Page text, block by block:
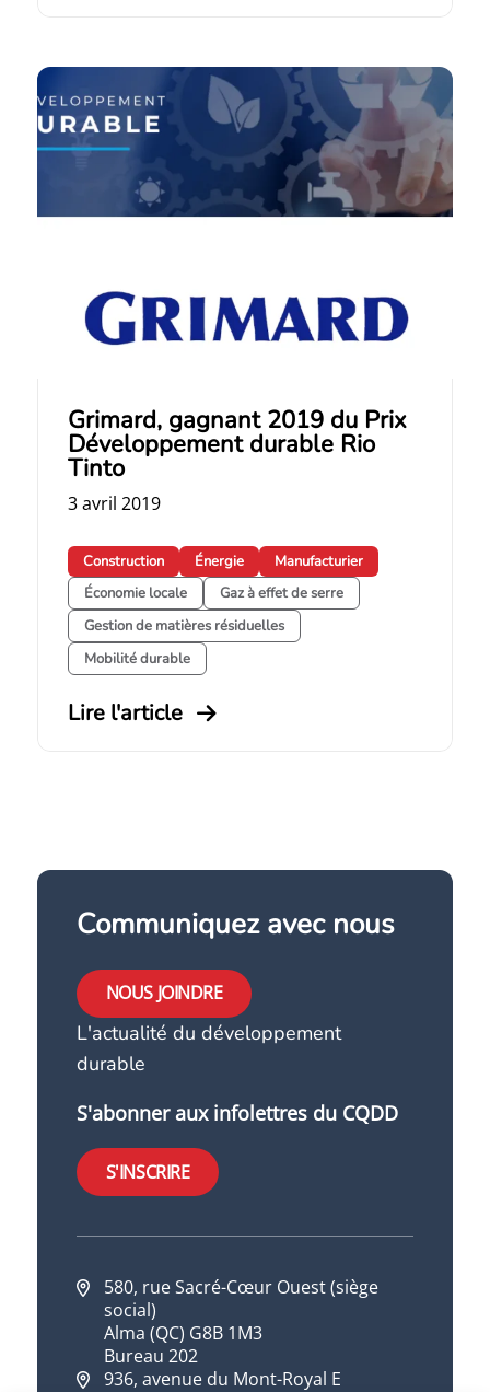
Grimard, gagnant 2019 du Prix
Développement durable Rio
Tinto
3 avril 2019
Construction Énergie
Manufacturier
Économie locale
Gaz à effet de serre
Gestion de matières résiduelles
Mobilité durable
Lire l'article
Communiquez avec nous
NOUS JOINDRE
L'actualité du développement
durable
S'abonner aux infolettres du CQDD
S'INSCRIRE
580, rue Sacré-Cœur Ouest (siège
social)
Alma (QC) G8B 1M3
Bureau 202
936, avenue du Mont-Royal E